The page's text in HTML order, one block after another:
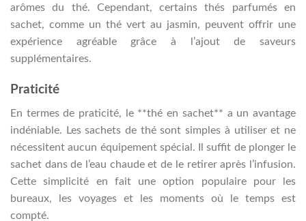
arômes du thé. Cependant, certains thés parfumés en
sachet, comme un thé vert au jasmin, peuvent offrir une
expérience agréable grâce à l’ajout de saveurs
supplémentaires.
Praticité
En termes de praticité, le **thé en sachet** a un avantage
indéniable. Les sachets de thé sont simples à utiliser et ne
nécessitent aucun équipement spécial. Il suffit de plonger le
sachet dans de l’eau chaude et de le retirer après l’infusion.
Cette simplicité en fait une option populaire pour les
bureaux, les voyages et les moments où le temps est
compté.